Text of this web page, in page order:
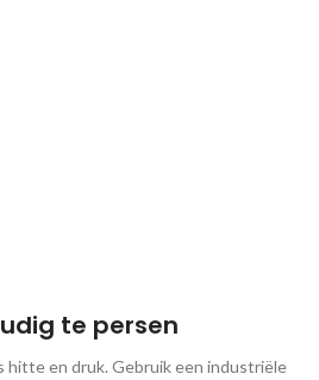
te persen
hitte en druk. Gebruik een industriële